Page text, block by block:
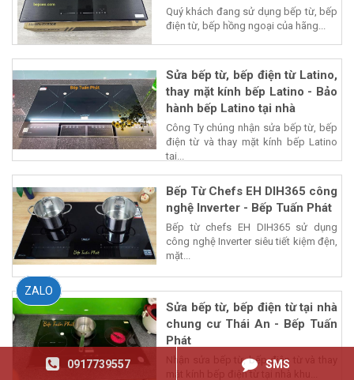
Quý khách đang sử dụng bếp từ, bếp
điện từ, bếp hồng ngoại của hãng...
Sửa bếp từ, bếp điện từ Latino,
thay mặt kính bếp Latino - Bảo
hành bếp Latino tại nhà
Công Ty chúng nhận sửa bếp từ, bếp
điện từ và thay mặt kính bếp Latino
tại...
Bếp Từ Chefs EH DIH365 công
nghệ Inverter - Bếp Tuấn Phát
Bếp từ chefs EH DIH365 sử dụng
công nghệ Inverter siêu tiết kiệm đện,
mặt...
Sửa bếp từ, bếp điện từ tại nhà
chung cư Thái An - Bếp Tuấn
Phát
Nhận sửa bếp từ, bếp điện từ và thay
mặt kính bếp điện từ tại nhà khu...
0917739557 SMS
ZALO